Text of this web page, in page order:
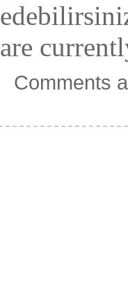
are
Comments